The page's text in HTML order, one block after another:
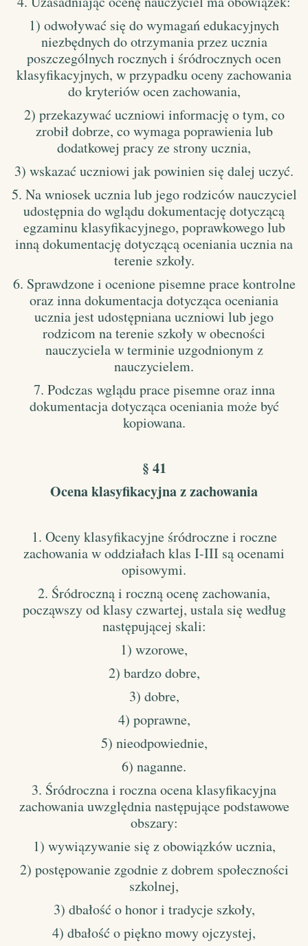
1) odwoływać się do wymagań edukacyjnych
niezbędnych do otrzymania przez ucznia
poszczególnych rocznych i śródrocznych ocen
klasyfikacyjnych, w przypadku oceny zachowania
do kryteriów ocen zachowania,
2) przekazywać uczniowi informację o tym, co
zrobił dobrze, co wymaga poprawienia lub
dodatkowej pracy ze strony ucznia,
3) wskazać uczniowi jak powinien się dalej uczyć.
5. Na wniosek ucznia lub jego rodziców nauczyciel
udostępnia do wglądu dokumentację dotyczącą
egzaminu klasyfikacyjnego, poprawkowego lub
inną dokumentację dotyczącą oceniania ucznia na
terenie szkoły.
6. Sprawdzone i ocenione pisemne prace kontrolne
oraz inna dokumentacja dotycząca oceniania
ucznia jest udostępniana uczniowi lub jego
rodzicom na terenie szkoły w obecności
nauczyciela w terminie uzgodnionym z
nauczycielem.
7. Podczas wglądu prace pisemne oraz inna
dokumentacja dotycząca oceniania może być
kopiowana.
§ 41
Ocena klasyfikacyjna z zachowania
1. Oceny klasyfikacyjne śródroczne i roczne
zachowania w oddziałach klas I-III są ocenami
opisowymi.
2. Śródroczną i roczną ocenę zachowania,
począwszy od klasy czwartej, ustala się według
następującej skali:
1) wzorowe,
2) bardzo dobre,
3) dobre,
4) poprawne,
5) nieodpowiednie,
6) naganne.
3. Śródroczna i roczna ocena klasyfikacyjna
zachowania uwzględnia następujące podstawowe
obszary:
1) wywiązywanie się z obowiązków ucznia,
2) postępowanie zgodnie z dobrem społeczności
szkolnej,
3) dbałość o honor i tradycje szkoły,
4) dbałość o piękno mowy ojczystej,